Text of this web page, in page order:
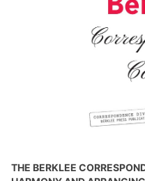
THE BERKLEE